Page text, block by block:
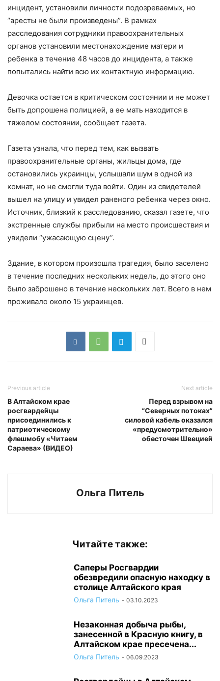
инцидент, установили личности подозреваемых, но
“аресты не были произведены”. В рамках
расследования сотрудники правоохранительных
органов установили местонахождение матери и
ребенка в течение 48 часов до инцидента, а также
попытались найти всю их контактную информацию.
Девочка остается в критическом состоянии и не может
быть допрошена полицией, а ее мать находится в
тяжелом состоянии, сообщает газета.
Газета узнала, что перед тем, как вызвать
правоохранительные органы, жильцы дома, где
остановились украинцы, услышали шум в одной из
комнат, но не смогли туда войти. Один из свидетелей
вышел на улицу и увидел раненого ребенка через окно.
Источник, близкий к расследованию, сказал газете, что
экстренные службы прибыли на место происшествия и
увидели “ужасающую сцену”.
Здание, в котором произошла трагедия, было заселено
в течение последних нескольких недель, до этого оно
было заброшено в течение нескольких лет. Всего в нем
проживало около 15 украинцев.
Previous article
В Алтайском крае
росгвардейцы
присоединились к
патриотическому
флешмобу «Читаем
Сараева» (ВИДЕО)
Next article
Перед взрывом на
“Северных потоках”
силовой кабель оказался
«предусмотрительно»
обесточен Швецией
Ольга Питель
Читайте также:
Саперы Росгвардии
обезвредили опасную находку в
столице Алтайского края
Ольга Питель - 03.10.2023
Незаконная добыча рыбы,
занесенной в Красную книгу, в
Алтайском крае пресечена...
Ольга Питель - 06.09.2023